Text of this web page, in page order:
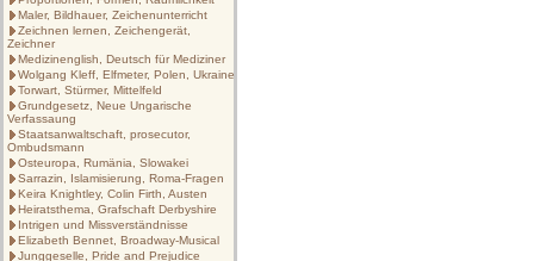
Maler, Bildhauer, Zeichenunterricht
Zeichnen lernen, Zeichengerät,
Zeichner
Medizinenglish, Deutsch für Mediziner
Wolgang Kleff, Elfmeter, Polen, Ukraine
Torwart, Stürmer, Mittelfeld
Grundgesetz, Neue Ungarische
Verfassaung
Staatsanwaltschaft, prosecutor,
Ombudsmann
Osteuropa, Rumänia, Slowakei
Sarrazin, Islamisierung, Roma-Fragen
Keira Knightley, Colin Firth, Austen
Heiratsthema, Grafschaft Derbyshire
Intrigen und Missverständnisse
Elizabeth Bennet, Broadway-Musical
Junggeselle, Pride and Prejudice